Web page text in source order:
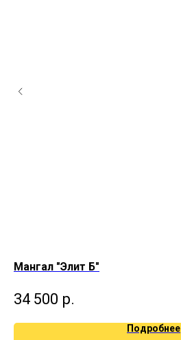
Мангал "Элит Б"
34 500 р.
Подробнее